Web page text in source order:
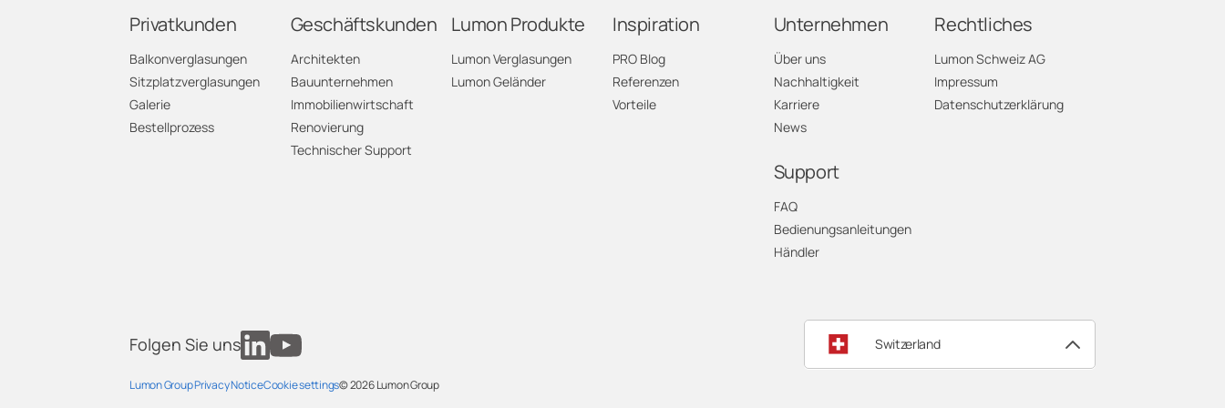
Graubünden
Schaffhausen
Privatkunden
Balkonverglasungen
Sitzplatzverglasungen
Galerie
Bestellprozess
Geschäftskunden
Architekten
Bauunternehmen
Immobilienwirtschaft
Renovierung
Technischer Support
Lumon Produkte
Lumon Verglasungen
Lumon Geländer
Inspiration
PRO Blog
Referenzen
Vorteile
Unternehmen
Über uns
Nachhaltigkeit
Karriere
News
Support
FAQ
Bedienungsanleitungen
Händler
Rechtliches
Lumon Schweiz AG
Impressum
Datenschutzerklärung
Folgen Sie uns Switzerland
Lumon Group Privacy NoticeCookie settings© 2026Lumon Group